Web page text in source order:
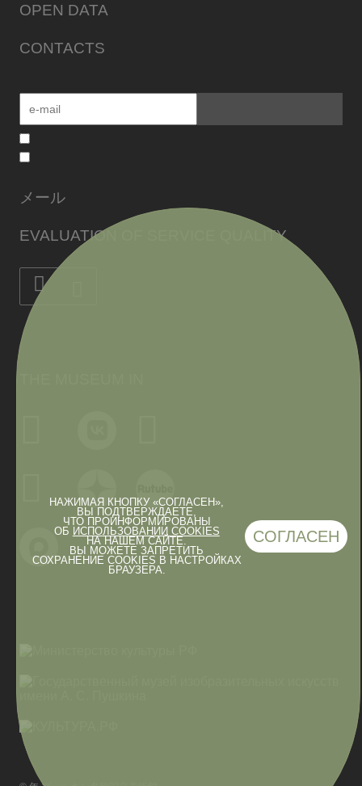
НАЖИМАЯ КНОПКУ «СОГЛАСЕН»,
ВЫ ПОДТВЕРЖДАЕТЕ,
ЧТО ПРОИНФОРМИРОВАНЫ
ОБ ИСПОЛЬЗОВАНИИ COOKIES
НА НАШЕМ САЙТЕ.
ВЫ МОЖЕТЕ ЗАПРЕТИТЬ
СОХРАНЕНИЕ COOKIES В НАСТРОЙКАХ
БРАУЗЕРА.
СОГЛАСЕН
OPEN DATA
CONTACTS
メール
EVALUATION OF SERVICE QUALITY